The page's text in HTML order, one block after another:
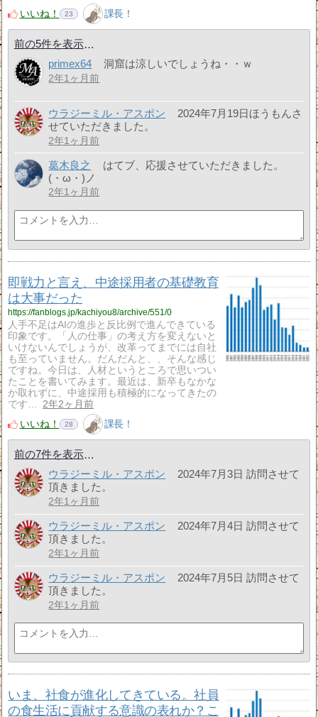
いいね！
23 課長！
前の5件を表示
primex64
洞窟は涼しいでしょうね・・ｗ
2年1ヶ月前
ウラジーミル・アスポン
2024年7月19日ほうもんさ
せていただきました。
2年1ヶ月前
葛木良之
はてブ、応援させていただきました。
(・ω・)ノ
2年1ヶ月前
即戦力と言え、中途採用者の基礎教育
は大事だった
https://fanblogs.jp/kachiyou8/archive/551/0
人手不足はAIの進歩と反比例で進んできている
印象です。「人の仕事」の考え方を変えないと
いけないんでしょうが、改革ってまでには自社
も至っていません。だんだんと、、そんな感じ
ですね。今日は、人材というところで思いつい
たことを書いてみます。最近は、新卒もなかな
か取れずに、中途採用も積極的になってきたの
です…
2年2ヶ月前
いいね！
28 課長！
前の7件を表示
ウラジーミル・アスポン
2024年7月3日 訪問させて
頂きました。
2年1ヶ月前
ウラジーミル・アスポン
2024年7月4日 訪問させて
頂きました。
2年1ヶ月前
ウラジーミル・アスポン
2024年7月5日 訪問させて
頂きました。
2年1ヶ月前
いま、社食が進化してきている。社員
の食生活に貢献する意識の表れか？こ